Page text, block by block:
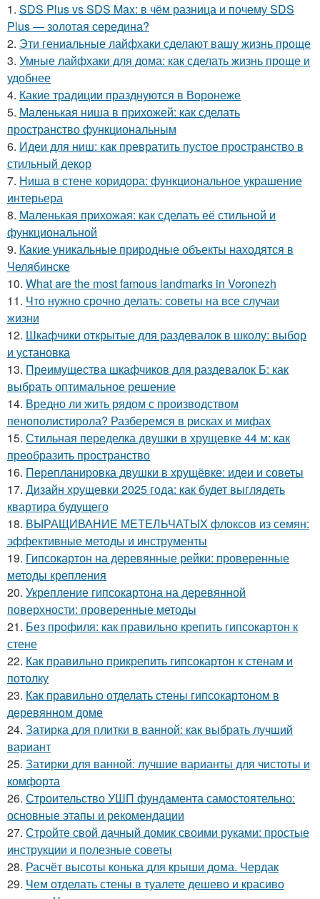
1. SDS Plus vs SDS Max: в чём разница и почему SDS
Plus — золотая середина?
2. Эти гениальные лайфхаки сделают вашу жизнь проще
3. Умные лайфхаки для дома: как сделать жизнь проще и
удобнее
4. Какие традиции празднуются в Воронеже
5. Маленькая ниша в прихожей: как сделать
пространство функциональным
6. Идеи для ниш: как превратить пустое пространство в
стильный декор
7. Ниша в стене коридора: функциональное украшение
интерьера
8. Маленькая прихожая: как сделать её стильной и
функциональной
9. Какие уникальные природные объекты находятся в
Челябинске
10. What are the most famous landmarks in Voronezh
11. Что нужно срочно делать: советы на все случаи
жизни
12. Шкафчики открытые для раздевалок в школу: выбор
и установка
13. Преимущества шкафчиков для раздевалок Б: как
выбрать оптимальное решение
14. Вредно ли жить рядом с производством
пенополистирола? Разберемся в рисках и мифах
15. Стильная переделка двушки в хрущевке 44 м: как
преобразить пространство
16. Перепланировка двушки в хрущёвке: идеи и советы
17. Дизайн хрущевки 2025 года: как будет выглядеть
квартира будущего
18. ВЫРАЩИВАНИЕ МЕТЕЛЬЧАТЫХ флоксов из семян:
эффективные методы и инструменты
19. Гипсокартон на деревянные рейки: проверенные
методы крепления
20. Укрепление гипсокартона на деревянной
поверхности: проверенные методы
21. Без профиля: как правильно крепить гипсокартон к
стене
22. Как правильно прикрепить гипсокартон к стенам и
потолку
23. Как правильно отделать стены гипсокартоном в
деревянном доме
24. Затирка для плитки в ванной: как выбрать лучший
вариант
25. Затирки для ванной: лучшие варианты для чистоты и
комфорта
26. Строительство УШП фундамента самостоятельно:
основные этапы и рекомендации
27. Стройте свой дачный домик своими руками: простые
инструкции и полезные советы
28. Расчёт высоты конька для крыши дома. Чердак
29. Чем отделать стены в туалете дешево и красиво